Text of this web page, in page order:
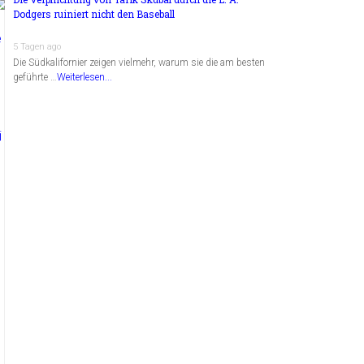
Dodgers ruiniert nicht den Baseball
5 Tagen ago
Die Südkalifornier zeigen vielmehr, warum sie die am besten
geführte …Weiterlesen...